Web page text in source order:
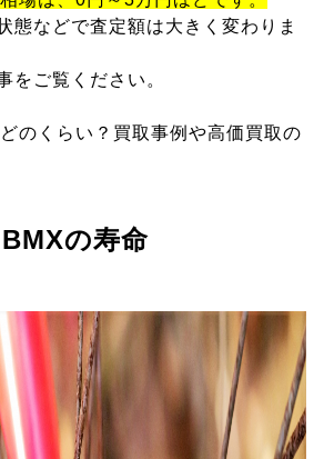
態などで査定額は大きく変わりま
をご覧ください。
のくらい？買取事例や高価買取の
BMXの寿命